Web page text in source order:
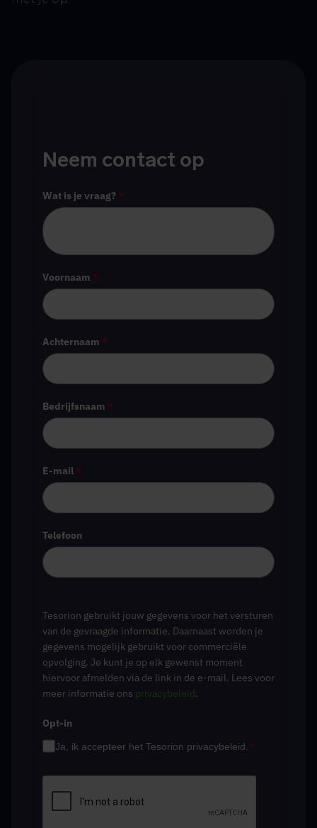
Neem contact op
Wat is je vraag? *
Voornaam *
Achternaam *
Bedrijfsnaam *
E-mail *
Telefoon
Tesorion gebruikt jouw gegevens voor het versturen
van de gevraagde informatie. Daarnaast worden je
gegevens mogelijk gebruikt voor commerciële
opvolging. Je kunt je op elk gewenst moment
hiervoor afmelden via de link in de e-mail. Lees voor
meer informatie ons privacybeleid.
Opt-in
Ja, ik accepteer het Tesorion privacybeleid. *